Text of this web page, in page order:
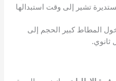
تشير إلى وقت استبدالها
المطاط كبير الحجم إلى
ثانوي.